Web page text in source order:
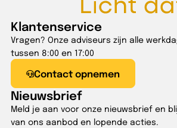
Klantenservice
Vragen? Onze adviseurs zijn alle
tussen 8:00 en 17:00
Contact opnemen
Nieuwsbrief
Meld je aan voor onze nieuwsbrief en
van ons aanbod en lopende acties.